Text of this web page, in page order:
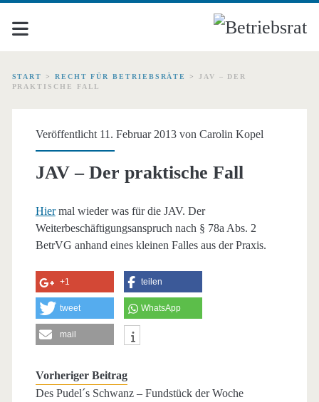
START > RECHT FÜR BETRIEBSRÄTE >
JAV – DER
PRAKTISCHE FALL
Veröffentlicht 11. Februar 2013 von Carolin Kopel
JAV – Der praktische Fall
Hiermal wieder was für die JAV. Der
Weiterbeschäftigungsanspruch nach § 78a Abs. 2
BetrVG anhand eines kleinen Falles aus der Praxis.
+1 teilen
tweet WhatsApp
mail
Vorheriger Beitrag
Des Pudel´s Schwanz – Fundstück der Woche